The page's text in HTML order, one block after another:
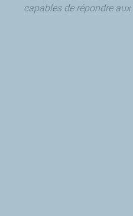
capables de répondre